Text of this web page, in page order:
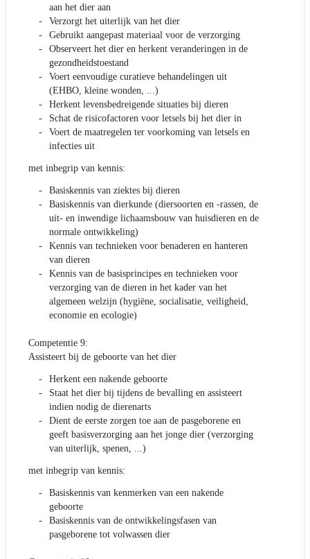
aan het dier aan
Verzorgt het uiterlijk van het dier
Gebruikt aangepast materiaal voor de verzorging
Observeert het dier en herkent veranderingen in de
gezondheidstoestand
Voert eenvoudige curatieve behandelingen uit
(EHBO, kleine wonden, ...)
Herkent levensbedreigende situaties bij dieren
Schat de risicofactoren voor letsels bij het dier in
Voert de maatregelen ter voorkoming van letsels en
infecties uit
met inbegrip van kennis:
Basiskennis van ziektes bij dieren
Basiskennis van dierkunde (diersoorten en -rassen, de
uit- en inwendige lichaamsbouw van huisdieren en de
normale ontwikkeling)
Kennis van technieken voor benaderen en hanteren
van dieren
Kennis van de basisprincipes en technieken voor
verzorging van de dieren in het kader van het
algemeen welzijn (hygiëne, socialisatie, veiligheid,
economie en ecologie)
Competentie 9:
Assisteert bij de geboorte van het dier
Herkent een nakende geboorte
Staat het dier bij tijdens de bevalling en assisteert
indien nodig de dierenarts
Dient de eerste zorgen toe aan de pasgeborene en
geeft basisverzorging aan het jonge dier (verzorging
van uiterlijk, spenen, ...)
met inbegrip van kennis:
Basiskennis van kenmerken van een nakende
geboorte
Basiskennis van de ontwikkelingsfasen van
pasgeborene tot volwassen dier